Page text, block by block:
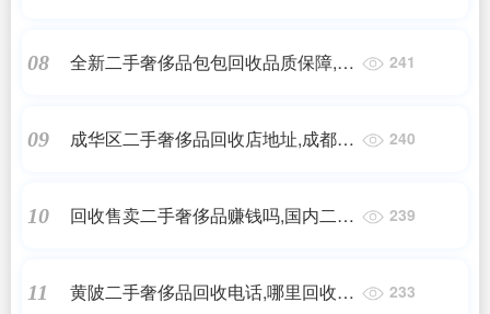
08
全新二手奢侈品包包回收品质保障,二
241
09
成华区二手奢侈品回收店地址,成都?
240
10
回收售卖二手奢侈品赚钱吗,国内二手
239
11
黄陂二手奢侈品回收电话,哪里回收奢
233